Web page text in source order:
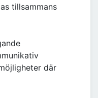
tillsammans
där